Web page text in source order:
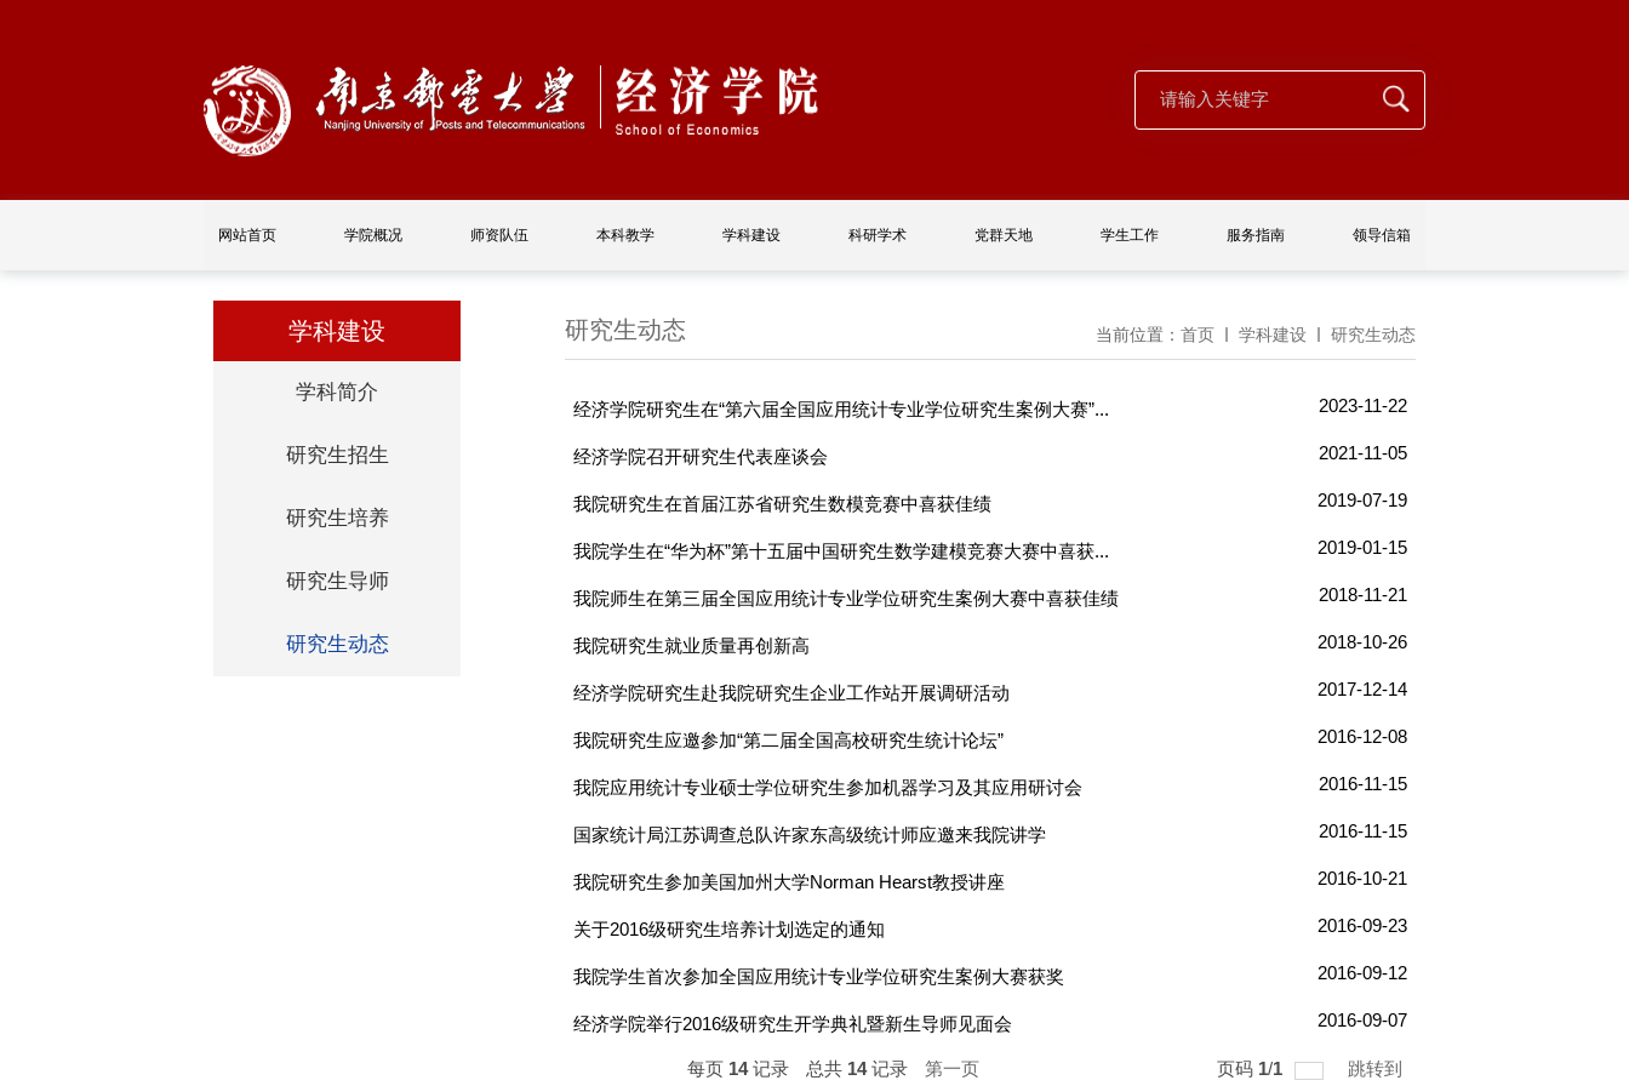
网站首页 学院概况 师资队伍 本科教学 学科建设 科研学术 党群天地 学生工作 服务指南 领导信箱
学科建设
学科简介
研究生招生
研究生培养
研究生导师
研究生动态
当前位置： 首页 学科建设 研究生动态
研究生动态
经济学院研究生在“第六届全国应用统计专业学位研究生案例大赛”... 2023-11-22
经济学院召开研究生代表座谈会 2021-11-05
我院研究生在首届江苏省研究生数模竞赛中喜获佳绩 2019-07-19
我院学生在“华为杯”第十五届中国研究生数学建模竞赛大赛中喜获... 2019-01-15
我院师生在第三届全国应用统计专业学位研究生案例大赛中喜获佳绩 2018-11-21
我院研究生就业质量再创新高 2018-10-26
经济学院研究生赴我院研究生企业工作站开展调研活动 2017-12-14
我院研究生应邀参加“第二届全国高校研究生统计论坛” 2016-12-08
我院应用统计专业硕士学位研究生参加机器学习及其应用研讨会 2016-11-15
国家统计局江苏调查总队许家东高级统计师应邀来我院讲学 2016-11-15
我院研究生参加美国加州大学Norman Hearst教授讲座 2016-10-21
关于2016级研究生培养计划选定的通知 2016-09-23
我院学生首次参加全国应用统计专业学位研究生案例大赛获奖 2016-09-12
经济学院举行2016级研究生开学典礼暨新生导师见面会 2016-09-07
每页 14记录 总共 14记录 第一页 页码 1/1 跳转到